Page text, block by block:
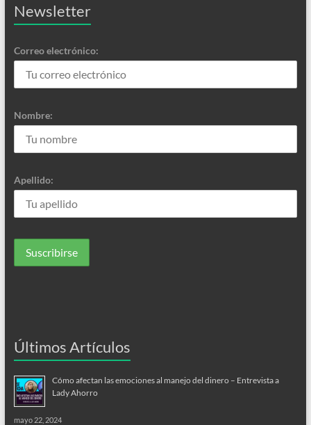
Newsletter
Correo electrónico:
Nombre:
Apellido:
Últimos Artículos
Cómo afectan las emociones al manejo del dinero – Entrevista a
Lady Ahorro
mayo 22, 2024